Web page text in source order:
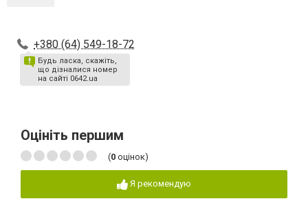
+380 (64) 549-18-72
Будь ласка, скажіть,
що дізналися номер
на сайті 0642.ua
Оцініть першим
(0 оцінок)
Я рекомендую